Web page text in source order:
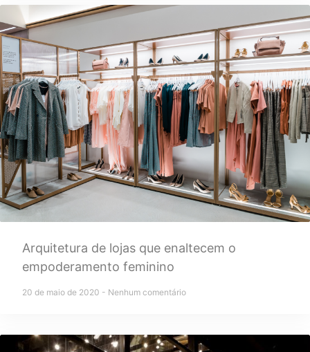
Arquitetura de lojas que enaltecem o
empoderamento feminino
20 de maio de 2020 Nenhum comentário